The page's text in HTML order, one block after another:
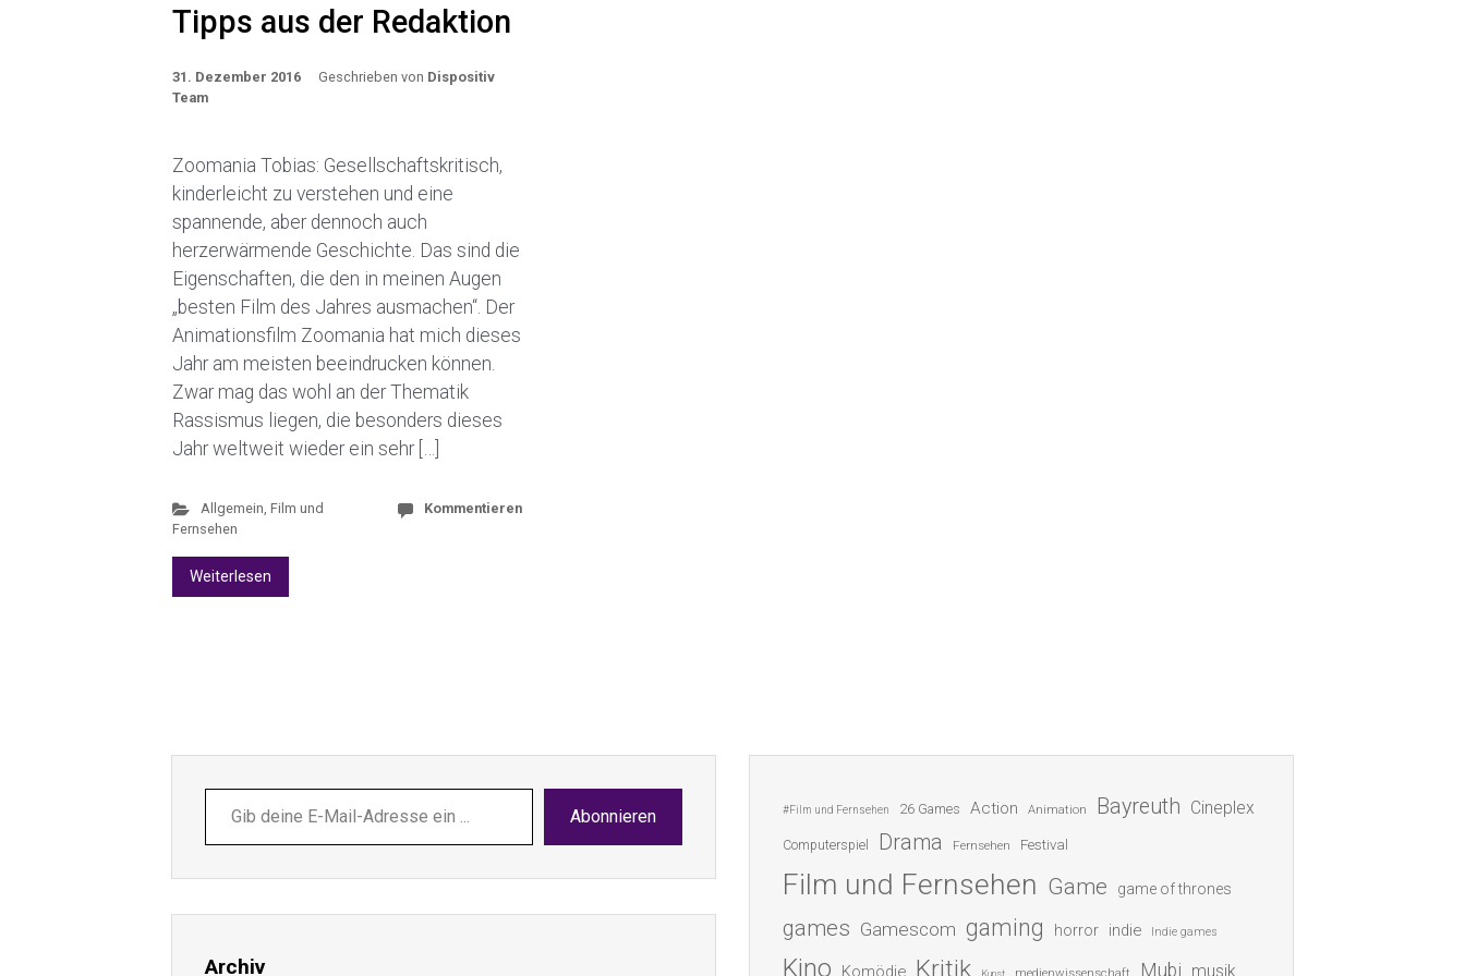
Tipps aus der Redaktion
31. Dezember 2016 Geschrieben von Dispositiv
Team
Zoomania Tobias: Gesellschaftskritisch,
kinderleicht zu verstehen und eine
spannende, aber dennoch auch
herzerwärmende Geschichte. Das sind die
Eigenschaften, die den in meinen Augen
„besten Film des Jahres ausmachen“. Der
Animationsfilm Zoomania hat mich dieses
Jahr am meisten beeindrucken können.
Zwar mag das wohl an der Thematik
Rassismus liegen, die besonders dieses
Jahr weltweit wieder ein sehr […]
Allgemein, Film und
Fernsehen
Kommentieren
Weiterlesen
deine
E-
ein ...
Abonnieren
Archiv
#Film und Fernsehen 26 Games Action Animation Bayreuth Cineplex
Computerspiel Drama Fernsehen Festival
Film und Fernsehen Game game of thrones
games Gamescom gaming horror indie Indie games
Kino Komödie Kritik Kunst Mubi musik